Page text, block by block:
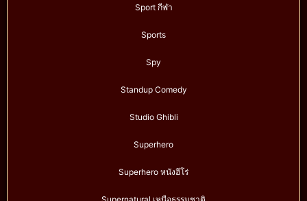
Sport กีฬา
Sports
Spy
Standup Comedy
Studio Ghibli
Superhero
Superhero หนังฮีโร่